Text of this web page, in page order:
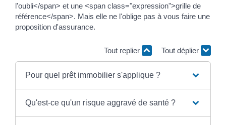
l'oubli</span> et une <span class="expression">grille de
référence</span>. Mais elle ne l'oblige pas à vous faire une
proposition d'assurance.
Tout replier Tout déplier
Pour quel prêt immobilier s'applique ?
Qu'est-ce qu'un risque aggravé de santé ?